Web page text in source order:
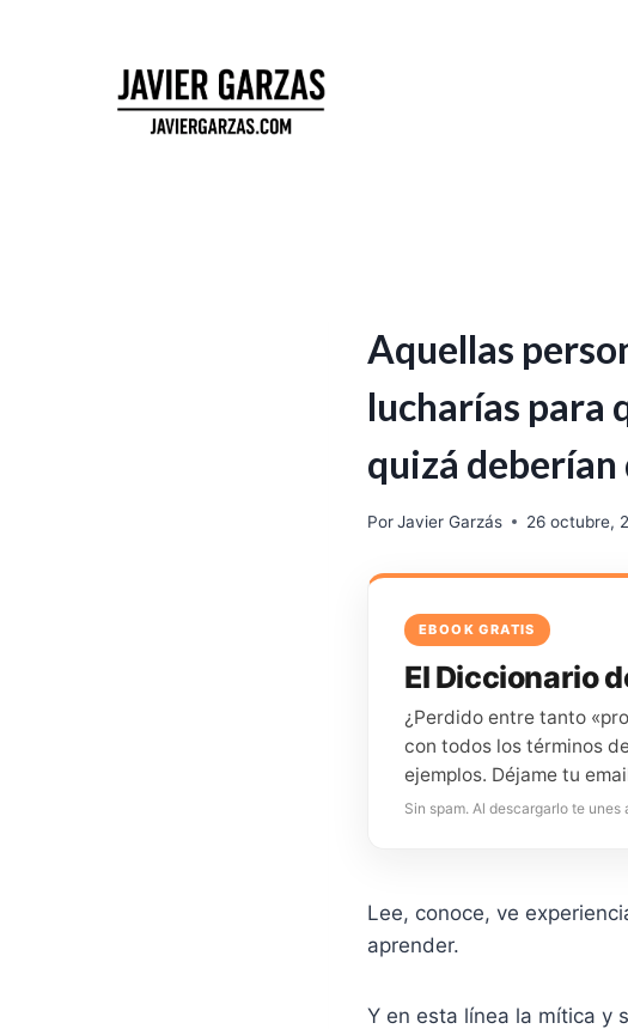
Aquellas
lucharías para
quizá
PorJavier Garzás 26 octubre,
EBOOK GRATIS
El Diccionario
¿Perdido entre tanto
con todos los términos
ejemplos. Déjame tu
Sin spam. Al descargarlo te
Lee, conoce, ve
aprender.
Y en esta línea la mítica y